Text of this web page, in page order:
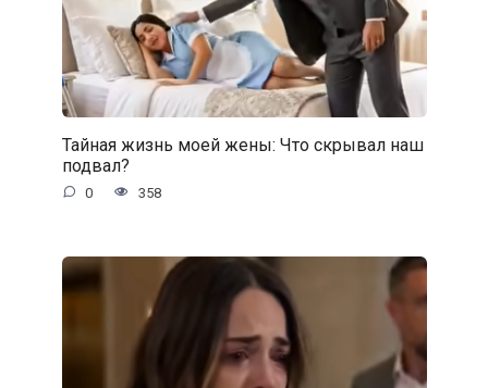
Тайная жизнь моей жены: Что скрывал наш
подвал?
0 358